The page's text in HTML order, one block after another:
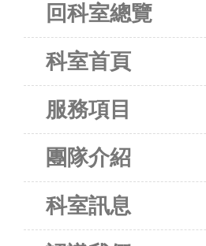
回科室總覽
科室首頁
服務項目
團隊介紹
科室訊息